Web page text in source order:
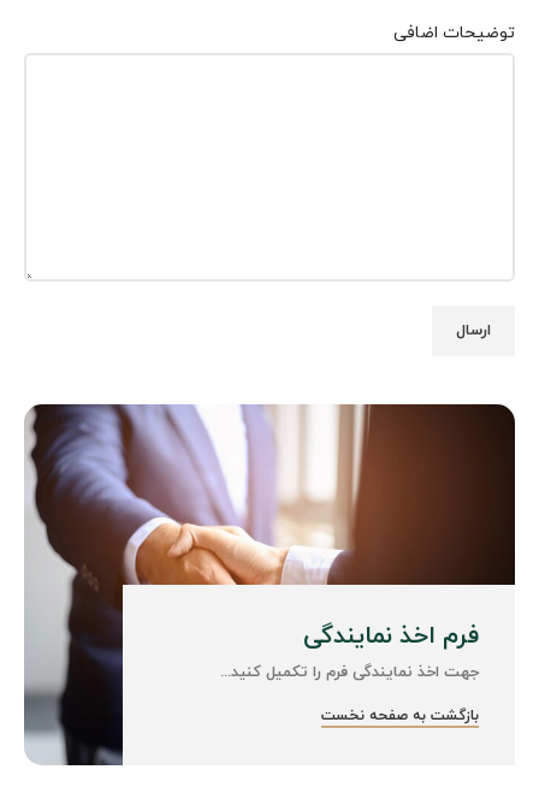
توضیحات اضافی
فرم اخذ نمایندگی
جهت اخذ نمایندگی فرم را تکمیل کنید...​
بازگشت به صفحه نخست